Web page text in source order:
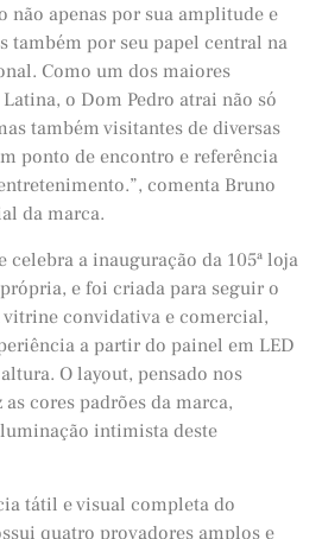
não apenas por sua amplitude e
também por seu papel central na
Como um dos maiores
o Dom Pedro atrai não só
também visitantes de diversas
ponto de encontro e referência
comenta Bruno
da marca.
celebra a inauguração da 105ª loja
e foi criada para seguir o
convidativa e comercial,
a partir do painel em LED
O layout, pensado nos
cores padrões da marca,
intimista deste
tátil e visual completa do
quatro provadores amplos e